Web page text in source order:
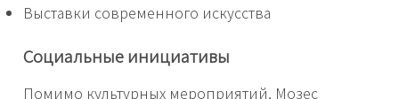
Выставки современного искусства
Социальные инициативы
Помимо культурных мероприятий, Мозес